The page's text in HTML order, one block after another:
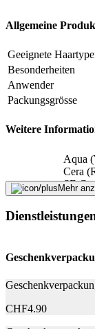
Allgemeine
Geeignete
Besonderheiten
Anwender
Packungsgrösse
Weitere
Inhaltsstoffe
Aqua
Cera
Wax,
Mehr
CHF4.90